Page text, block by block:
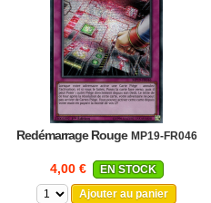
Redémarrage Rouge MP19-FR046
4,00 €
EN STOCK
Ajouter au panier